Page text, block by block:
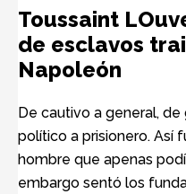
Toussaint
de esclavos
Napoleón
De cautivo a general,
político a prisionero. Así
hombre que apenas
embargo sentó los